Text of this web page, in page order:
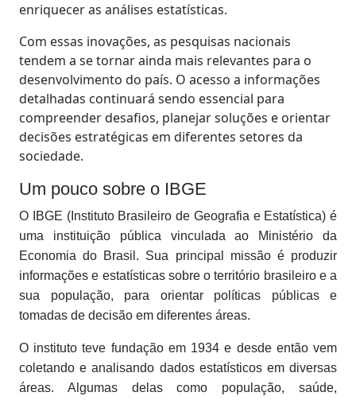
enriquecer as análises estatísticas.
Com essas inovações, as pesquisas nacionais
tendem a se tornar ainda mais relevantes para o
desenvolvimento do país. O acesso a informações
detalhadas continuará sendo essencial para
compreender desafios, planejar soluções e orientar
decisões estratégicas em diferentes setores da
sociedade.
Um pouco sobre o IBGE
O IBGE (Instituto Brasileiro de Geografia e Estatística) é
uma instituição pública vinculada ao Ministério da
Economia do Brasil. Sua principal missão é produzir
informações e estatísticas sobre o território brasileiro e a
sua população, para orientar políticas públicas e
tomadas de decisão em diferentes áreas.
O instituto teve fundação em 1934 e desde então vem
coletando e analisando dados estatísticos em diversas
áreas. Algumas delas como população, saúde,